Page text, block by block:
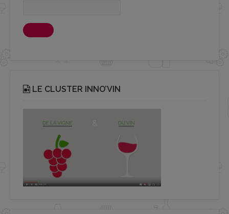
LE CLUSTER INNO’VIN